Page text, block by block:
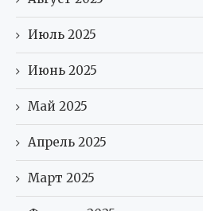
Июль 2025
Июнь 2025
Май 2025
Апрель 2025
Март 2025